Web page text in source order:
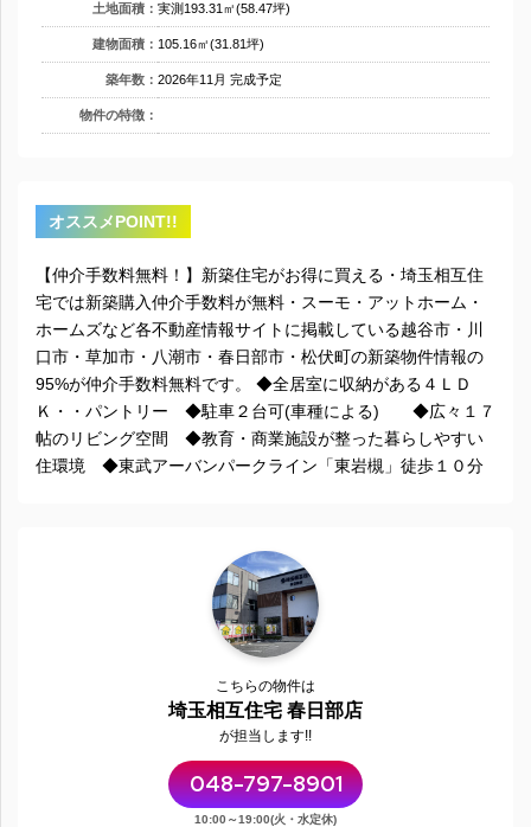
土地面積： 実測193.31㎡(58.47坪)
建物面積： 105.16㎡(31.81坪)
築年数： 2026年11月 完成予定
物件の特徴：
オススメPOINT!!
【仲介手数料無料！】新築住宅がお得に買える・埼玉相互住
宅では新築購入仲介手数料が無料・スーモ・アットホーム・
ホームズなど各不動産情報サイトに掲載している越谷市・川
口市・草加市・八潮市・春日部市・松伏町の新築物件情報の
95%が仲介手数料無料です。 ◆全居室に収納がある４ＬＤ
Ｋ・・パントリー ◆駐車２台可(車種による) ◆広々１７
帖のリビング空間 ◆教育・商業施設が整った暮らしやすい
住環境 ◆東武アーバンパークライン「東岩槻」徒歩１０分
こちらの物件は
埼玉相互住宅 春日部店
が担当します!!
048-797-8901
10:00～19:00(火・水定休)